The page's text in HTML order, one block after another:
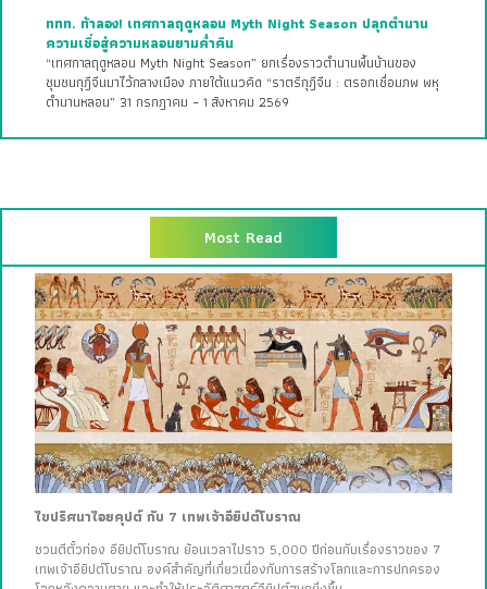
ททท. ท้าลอง! เทศกาลฤดูหลอน Myth Night Season ปลุกตำนาน
ความเชื่อสู่ความหลอนยามค่ำคืน
“เทศกาลฤดูหลอน Myth Night Season” ยกเรื่องราวตำนานพื้นบ้านของ
ชุมชนกุฎีจีนมาไว้กลางเมือง ภายใต้แนวคิด “ราตรีกุฎีจีน : ตรอกเชื่อมภพ พหุ
ตำนานหลอน” 31 กรกฎาคม – 1 สิงหาคม 2569
Most Read
ไขปริศนาไอยคุปต์ กับ 7 เทพเจ้าอียิปต์โบราณ
ชวนตีตั๋วท่อง อียิปต์โบราณ ย้อนเวลาไปราว 5,000 ปีก่อนกับเรื่องราวของ 7
เทพเจ้าอียิปต์โบราณ องค์สำคัญที่เกี่ยวเนื่องกับการสร้างโลกและการปกครอง